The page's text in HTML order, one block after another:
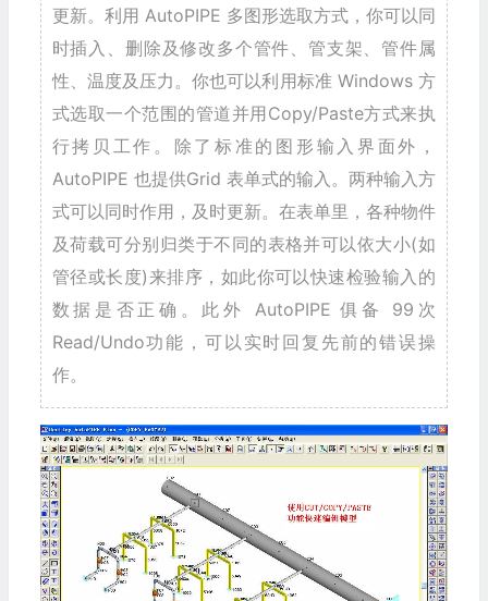
更新。利用 AutoPIPE 多图形选取方式，你可以同
时插入、删除及修改多个管件、管支架、管件属
性、温度及压力。你也可以利用标准 Windows 方
式选取一个范围的管道并用Copy/Paste方式来执
行拷贝工作。除了标准的图形输入界面外，
AutoPIPE 也提供Grid 表单式的输入。两种输入方
式可以同时作用，及时更新。在表单里，各种物件
及荷载可分别归类于不同的表格并可以依大小(如
管径或长度)来排序，如此你可以快速检验输入的
数据是否正确。此外 AutoPIPE 俱备 99次
Read/Undo功能，可以实时回复先前的错误操
作。